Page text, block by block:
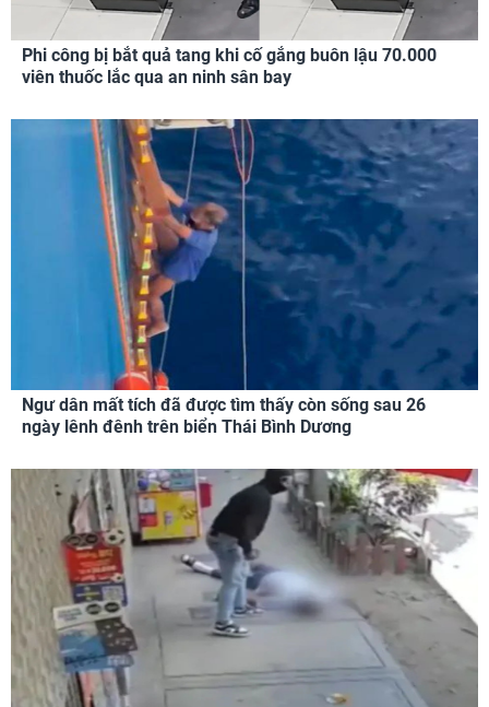
Phi công bị bắt quả tang khi cố gắng buôn lậu 70.000
viên thuốc lắc qua an ninh sân bay
Ngư dân mất tích đã được tìm thấy còn sống sau 26
ngày lênh đênh trên biển Thái Bình Dương